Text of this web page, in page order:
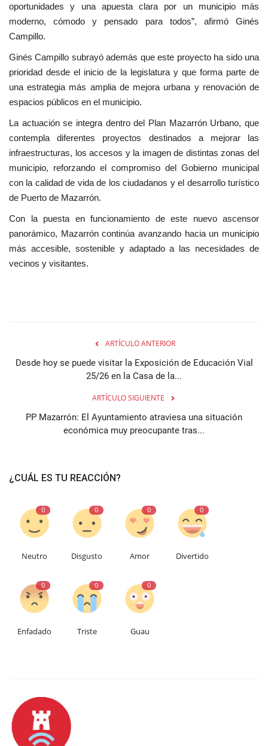
oportunidades y una apuesta clara por un municipio más
moderno, cómodo y pensado para todos”, afirmó Ginés
Campillo.
Ginés Campillo subrayó además que este proyecto ha sido una
prioridad desde el inicio de la legislatura y que forma parte de
una estrategia más amplia de mejora urbana y renovación de
espacios públicos en el municipio.
La actuación se integra dentro del Plan Mazarrón Urbano, que
contempla diferentes proyectos destinados a mejorar las
infraestructuras, los accesos y la imagen de distintas zonas del
municipio, reforzando el compromiso del Gobierno municipal
con la calidad de vida de los ciudadanos y el desarrollo turístico
de Puerto de Mazarrón.
Con la puesta en funcionamiento de este nuevo ascensor
panorámico, Mazarrón continúa avanzando hacia un municipio
más accesible, sostenible y adaptado a las necesidades de
vecinos y visitantes.
ARTÍCULO ANTERIOR
Desde hoy se puede visitar la Exposición de Educación Vial
25/26 en la Casa de la...
ARTÍCULO SIGUIENTE
PP Mazarrón: El Ayuntamiento atraviesa una situación
económica muy preocupante tras...
¿CUÁL ES TU REACCIÓN?
0
Neutro
0
Disgusto
0
Amor
0
Divertido
0
Enfadado
0
Triste
0
Guau